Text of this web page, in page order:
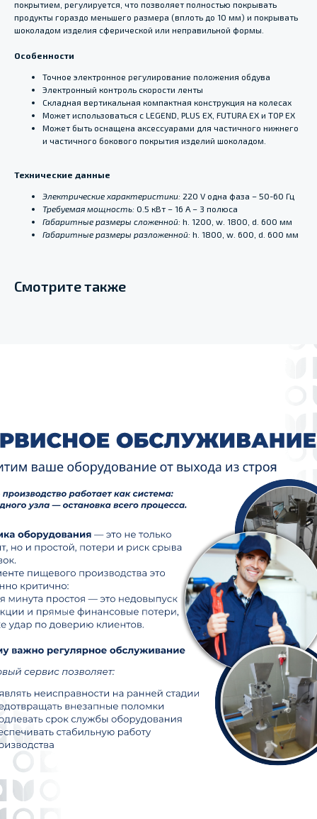
покрытием, регулируется, что позволяет полностью покрывать
продукты гораздо меньшего размера (вплоть до 10 мм) и покрывать
шоколадом изделия сферической или неправильной формы.
Особенности
Точное электронное регулирование положения обдува
Электронный контроль скорости ленты
Складная вертикальная компактная конструкция на колесах
Может использоваться с LEGEND, PLUS EX, FUTURA EX и TOP EX
Может быть оснащена аксессуарами для частичного нижнего
и частичного бокового покрытия изделий шоколадом.
Технические данные
Электрические характеристики: 220 V одна фаза – 50-60 Гц
Требуемая мощность: 0.5 кВт – 16 A – 3 полюса
Габаритные размеры сложенной: h. 1200, w. 1800, d. 600 мм
Габаритные размеры разложенной: h. 1800, w. 600, d. 600 мм
Смотрите также